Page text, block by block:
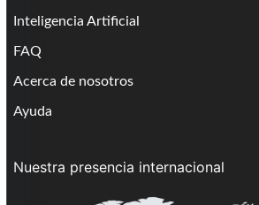
Inteligencia Artificial
FAQ
Acerca de nosotros
Ayuda
Nuestra presencia internacional